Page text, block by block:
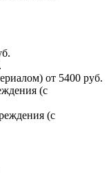
от 5400 руб.
(с
(с